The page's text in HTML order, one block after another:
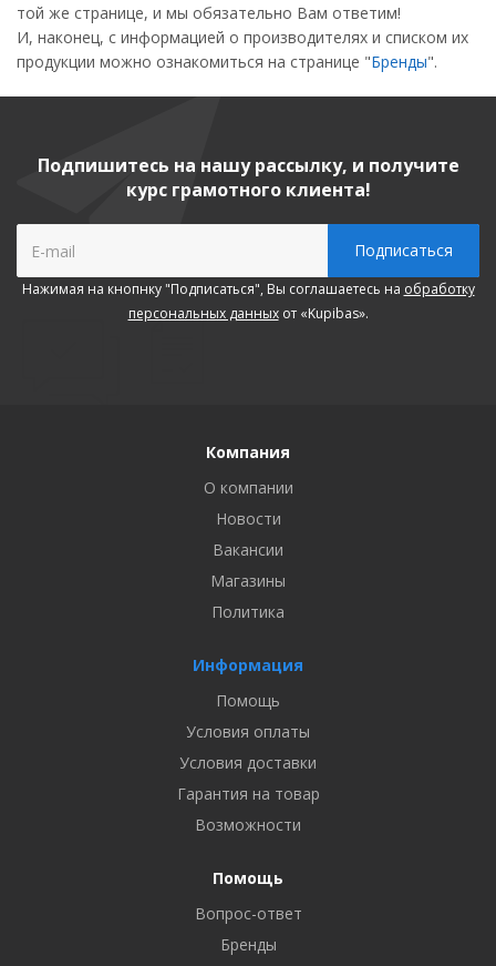
той же странице, и мы обязательно Вам ответим!
И, наконец, с информацией о производителях и списком их
продукции можно ознакомиться на странице "Бренды".
Подпишитесь на нашу рассылку, и получите
курс грамотного клиента!
Нажимая на кнопнку "Подписаться", Вы соглашаетесь на обработку
персональных данныхот «Kupibas».
Компания
О компании
Новости
Вакансии
Магазины
Политика
Информация
Помощь
Условия оплаты
Условия доставки
Гарантия на товар
Возможности
Помощь
Вопрос-ответ
Бренды